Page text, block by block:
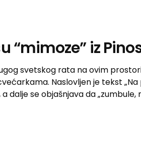
“mimoze” iz
svetskog rata na ovim
Naslovljen je tekst
a dalje se objašnjava da